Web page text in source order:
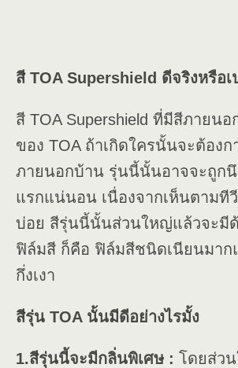
สี TOA Supershield ดีจริงหรือเ
สี TOA Supershield ที่มีสีภายนอ
ของ TOA ถ้าเกิดใครนั้นจะต้องก
ภายนอกบ้าน รุ่นนี้นั้นอาจจะถูก
แรกแน่นอน เนื่องจากเห็นตามที
บ่อย สีรุ่นนี้นั้นส่วนใหญ่แล้วจะมี
ฟิล์มสี ก็คือ ฟิล์มสีชนิดเนียนมา
กึ่งเงา
สีรุ่น TOA นั้นมีดีอย่างไรมั้ง
1.สีรุ่นนี้จะมีกลิ่นพิเศษ : โดยส่ว